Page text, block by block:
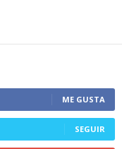
ME GUSTA
SEGUIR